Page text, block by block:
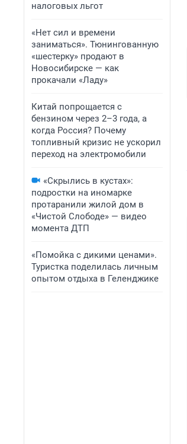
налоговых льгот
«Нет сил и времени
заниматься». Тюнингованную
«шестерку» продают в
Новосибирске — как
прокачали «Ладу»
Китай попрощается с
бензином через 2–3 года, а
когда Россия? Почему
топливный кризис не ускорил
переход на электромобили
«Скрылись в кустах»:
подростки на иномарке
протаранили жилой дом в
«Чистой Слободе» — видео
момента ДТП
«Помойка с дикими ценами».
Туристка поделилась личным
опытом отдыха в Геленджике